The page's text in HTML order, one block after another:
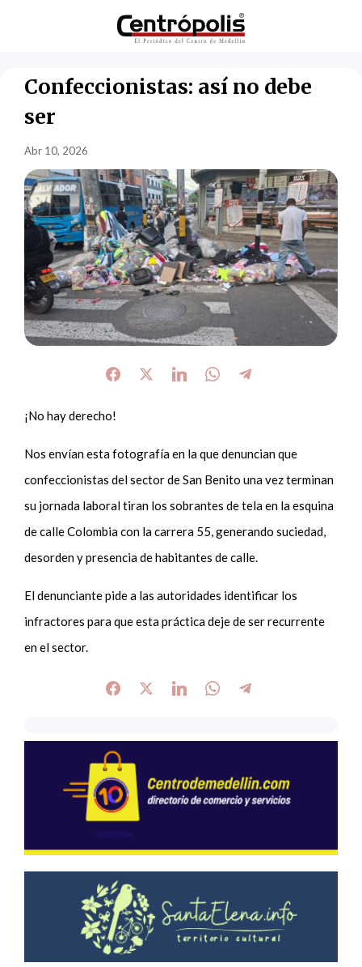
Confeccionistas: así no debe
ser
Abr 10, 2026
¡No hay derecho!
Nos envían esta fotografía en la que denuncian que
confeccionistas del sector de San Benito una vez terminan
su jornada laboral tiran los sobrantes de tela en la esquina
de calle Colombia con la carrera 55, generando suciedad,
desorden y presencia de habitantes de calle.
El denunciante pide a las autoridades identificar los
infractores para que esta práctica deje de ser recurrente
en el sector.